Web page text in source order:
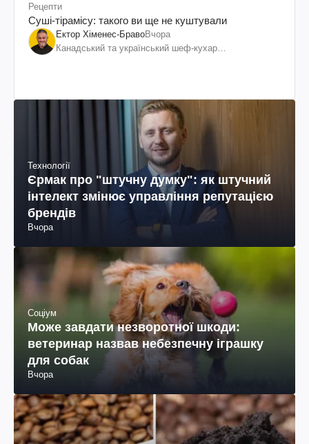
Рецепти
Суші-тірамісу: такого ви ще не куштували
Ектор Хіменес-БравоВчора
Канадський та український шеф-кухар
Технології
Єрмак про "штучну думку": як штучний
інтелект змінює управління репутацією
брендів
Вчора
Соціум
Може завдати незворотної шкоди:
ветеринар назвав небезпечну іграшку
для собак
Вчора